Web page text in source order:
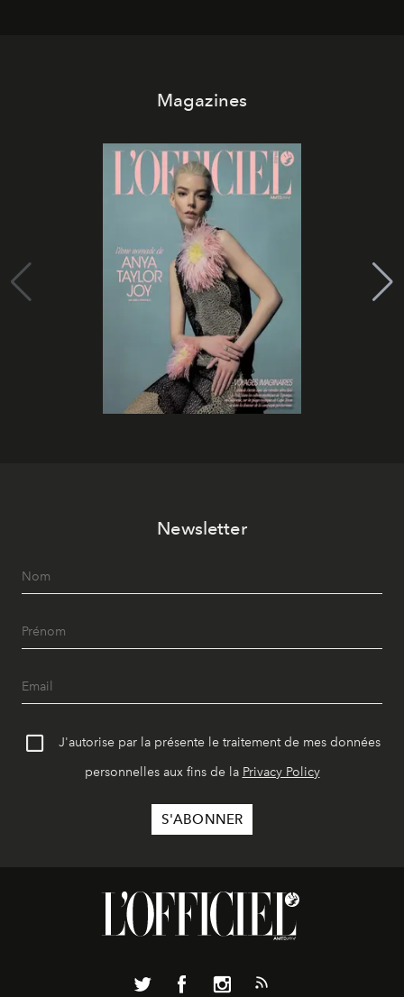
Magazines
Newsletter
J'autorise par la présente le traitement de mes données
personnelles aux fins de la Privacy Policy